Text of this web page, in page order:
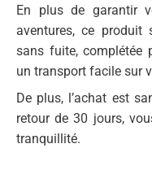
En plus de garantir
aventures, ce produit
sans fuite, complétée
un transport facile sur
De plus, l’achat est
retour de 30 jours,
tranquillité.